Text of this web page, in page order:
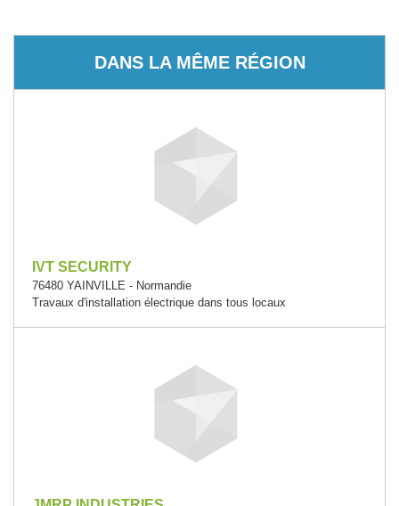
DANS LA MÊME RÉGION
IVT SECURITY
76480 YAINVILLE - Normandie
Travaux d'installation électrique dans tous locaux